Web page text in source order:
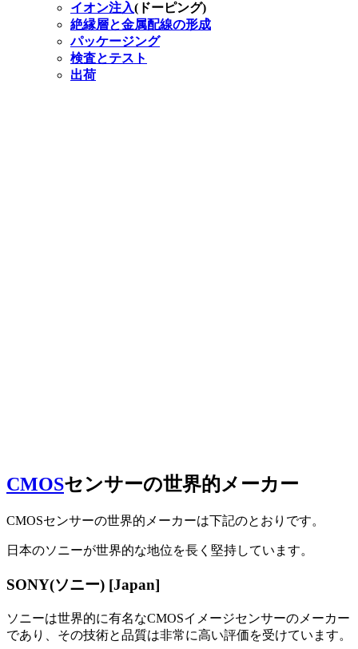
イオン注入(ドーピング)
絶縁層と金属配線の形成
パッケージング
検査とテスト
出荷
CMOSセンサーの世界的メーカー
CMOSセンサーの世界的メーカーは下記のとおりです。
日本のソニーが世界的な地位を長く堅持しています。
SONY(ソニー) [Japan]
ソニーは世界的に有名なCMOSイメージセンサーのメーカー
であり、その技術と品質は非常に高い評価を受けています。